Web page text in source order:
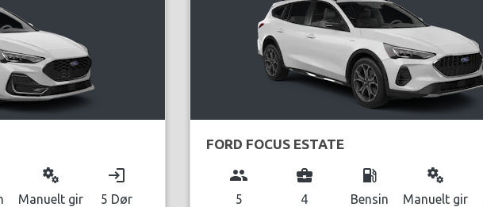
miscellaneous_services
Manuelt gir
login
5 Dør
FORD FOCUS ESTATE
group
5
business_center
4
local_gas_station
Bensin
miscellaneous_services
Manuelt gir